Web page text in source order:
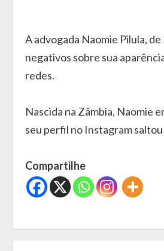
A advogada Naomie Pilula,
negativos sobre sua
redes.
Nascida na Zâmbia, Naomie
seu perfil no Instagram saltou
Compartilhe
C